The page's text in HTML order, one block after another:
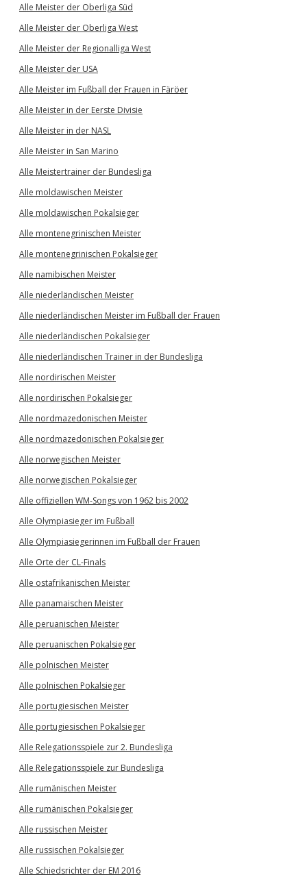
Alle Meister der Oberliga Süd
Alle Meister der Oberliga West
Alle Meister der Regionalliga West
Alle Meister der USA
Alle Meister im Fußball der Frauen in Färöer
Alle Meister in der Eerste Divisie
Alle Meister in der NASL
Alle Meister in San Marino
Alle Meistertrainer der Bundesliga
Alle moldawischen Meister
Alle moldawischen Pokalsieger
Alle montenegrinischen Meister
Alle montenegrinischen Pokalsieger
Alle namibischen Meister
Alle niederländischen Meister
Alle niederländischen Meister im Fußball der Frauen
Alle niederländischen Pokalsieger
Alle niederländischen Trainer in der Bundesliga
Alle nordirischen Meister
Alle nordirischen Pokalsieger
Alle nordmazedonischen Meister
Alle nordmazedonischen Pokalsieger
Alle norwegischen Meister
Alle norwegischen Pokalsieger
Alle offiziellen WM-Songs von 1962 bis 2002
Alle Olympiasieger im Fußball
Alle Olympiasiegerinnen im Fußball der Frauen
Alle Orte der CL-Finals
Alle ostafrikanischen Meister
Alle panamaischen Meister
Alle peruanischen Meister
Alle peruanischen Pokalsieger
Alle polnischen Meister
Alle polnischen Pokalsieger
Alle portugiesischen Meister
Alle portugiesischen Pokalsieger
Alle Relegationsspiele zur 2. Bundesliga
Alle Relegationsspiele zur Bundesliga
Alle rumänischen Meister
Alle rumänischen Pokalsieger
Alle russischen Meister
Alle russischen Pokalsieger
Alle Schiedsrichter der EM 2016